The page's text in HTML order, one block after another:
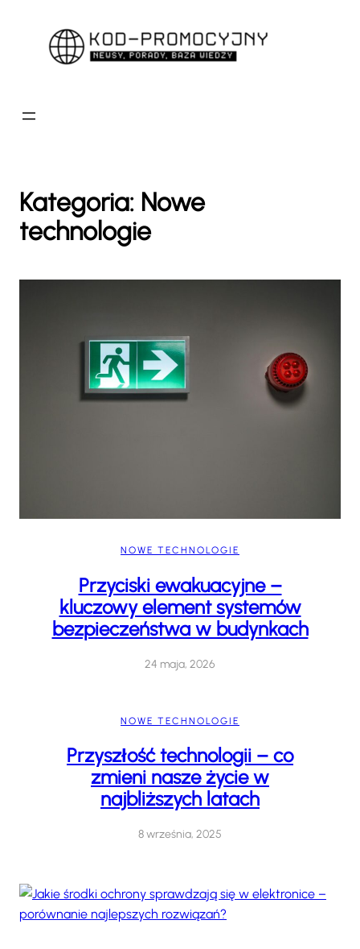
Kategoria: Nowe
technologie
NOWE TECHNOLOGIE
Przyciski ewakuacyjne –
kluczowy element systemów
bezpieczeństwa w budynkach
24 maja, 2026
NOWE TECHNOLOGIE
Przyszłość technologii – co
zmieni nasze życie w
najbliższych latach
8 września, 2025